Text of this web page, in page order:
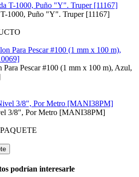
T-1000, Puño "Y". Truper [11167]
Pescar #100 (1 mm x 100 m), Azul,
3/8", Por Metro [MANI38PM]
podrían interesarle